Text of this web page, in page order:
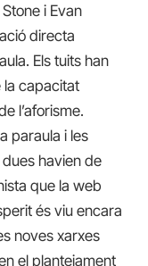
i Evan
directa
Els tuits han
la capacitat
l’aforisme.
paraula i les
havien de
que la web
és viu encara
noves xarxes
el plantejament